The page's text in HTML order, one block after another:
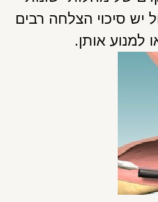
יש סיכוי הצלחה רבים
למנוע אותן.